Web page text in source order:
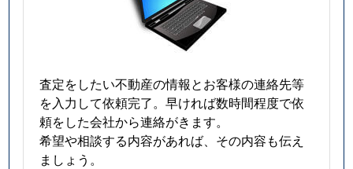
査定をしたい不動産の情報とお客様の連絡先等
を入力して依頼完了。早ければ数時間程度で依
頼をした会社から連絡がきます。
希望や相談する内容があれば、その内容も伝え
ましょう。